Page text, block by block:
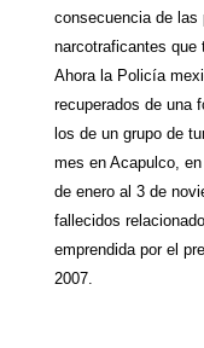
t
s
A
p
p
e
g
r
a
t
t
e
r
consecuencia de las
narcotraficantes que
Ahora la Policía
recuperados de una
los de un grupo de
mes en Acapulco,
de enero al 3 de
fallecidos
emprendida por el
2007.